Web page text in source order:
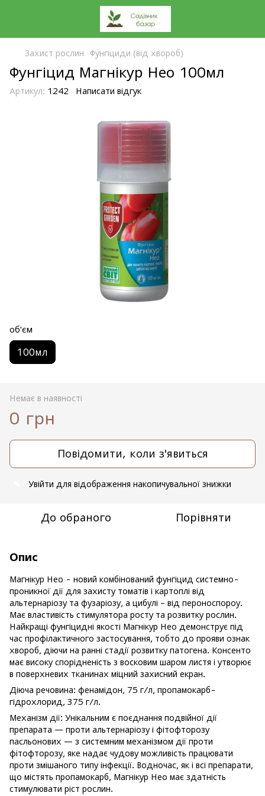
Захист рослин Фунгіциди (від хвороб)
Фунгіцид Магнікур Нео 100мл
Артикул: 1242 Написати відгук
об'єм
100мл
Немає в наявності
0 грн
Повідомити, коли з'явиться
Увійти для відображення накопичувальної знижки
До обраного Порівняти
Опис
Магнікур Нео - новий комбінований фунгіцид системно-
проникної дії для захисту томатів і картоплі від
альтернаріозу та фузаріозу, а цибулі – від пероноспороу.
Має властивість стимулятора росту та розвитку рослин.
Найкращі фунгіцидні якості Магнікур Нео демонструє під
час профілактичного застосування, тобто до прояви ознак
хвороб, діючи на ранні стадії розвитку патогена. Консенто
має високу спорідненість з восковим шаром листя і утворює
в поверхневих тканинах міцний захисний екран.
Діюча речовина: фенамідон, 75 г/л, пропамокарб-
гідрохлорид, 375 г/л.
Механізм дії: Унікальним є поєднання подвійної дії
препарата — проти альтернаріозу і фітофторозу
пасльонових — з системним механізмом дії проти
фітофторозу, яке надає чудову можливість працювати
проти змішаного типу інфекції. Водночас, як і всі препарати,
що містять пропамокарб, Магнікур Нео має здатність
стимулювати ріст рослин.